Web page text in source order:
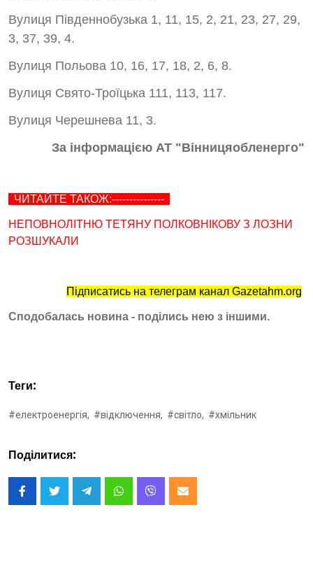
Вулиця Південнобузька 1, 11, 15, 2, 21, 23, 27, 29,
3, 37, 39, 4.
Вулиця Польова 10, 16, 17, 18, 2, 6, 8.
Вулиця Свято-Троїцька 111, 113, 117.
Вулиця Черешнева 11, 3.
За інформацією АТ "Вінницяобленерго"
ЧИТАЙТЕ ТАКОЖ:---------------
НЕПОВНОЛІТНЮ ТЕТЯНУ ПОЛКОВНІКОВУ З ЛОЗНИ
РОЗШУКАЛИ
Підписатись на телеграм канал Gazetahm.org
Сподобалась новина - поділись нею з іншими.
Теги:
#електроенергія, #відключення, #світло, #хмільник
Поділитися: